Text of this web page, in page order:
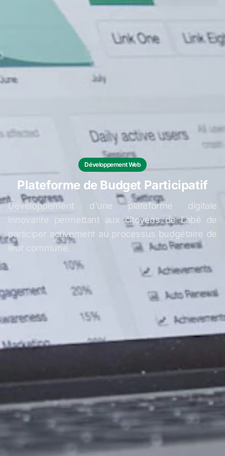
Développement Web
Plateforme de Budget Participatif
Développement d'une plateforme digitale
innovante permettant aux citoyens de Labé de
participer activement au processus budgétaire de
leur commune.